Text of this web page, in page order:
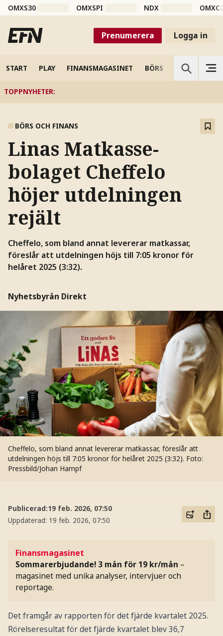
OMXS30 OMXSPI NDX
Prenumerera Logga in
START PLAY FINANSMAGASINET BÖRS VETENSKAP
TOPPNYHETER:
BÖRS OCH FINANS
Linas Matkasse-
bolaget Cheffelo
höjer utdelningen
rejält
Cheffelo, som bland annat levererar matkassar,
föreslår att utdelningen höjs till 7:05 kronor för
helåret 2025 (3:32).
Nyhetsbyrån Direkt
Cheffelo, som bland annat levererar matkassar, föreslår att
utdelningen höjs till 7:05 kronor för helåret 2025 (3:32). Foto:
Pressbild/Johan Hampf
Publicerad:19 feb. 2026, 07:50
Uppdaterad: 19 feb. 2026, 07:50
Finansmagasinet
Sommarerbjudande! 3 mån för 19 kr/mån –
magasinet med unika analyser, intervjuer och
reportage.
Det framgår av rapporten för det fjärde kvartalet 2025.
Rörelseresultat för det fjärde kvartalet blev 36,7